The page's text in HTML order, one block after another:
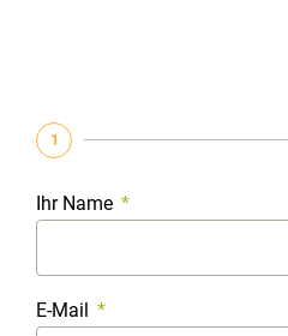
1
Ihr Name
E-Mail